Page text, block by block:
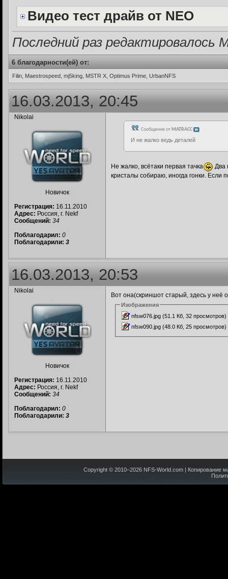
Видео тест драйв от NEO
Последний раз редактировалось
6 благодарности(ей) от:
Filin, Maestrospeed, mj5king, MSTR X, Optimus Prime, UrbanNFS
16.03.2013, 20:45
Nikolai
Новичок
Регистрация: 16.11.2010
Адрес: Россия, г. Nekf
Сообщений: 34
Поблагодарил: 0
Поблагодарили: 3
Сообщение от MATRACC
И не жалко ведь деталей
Не жалко, всётаки первая тачка
Два
кристалы собираю, иногда гонки.
16.03.2013, 20:53
Nikolai
Новичок
Регистрация: 16.11.2010
Адрес: Россия, г. Nekf
Сообщений: 34
Поблагодарил: 0
Поблагодарили: 3
Вот она(скриншот старый, здесь у неё
Изображения
nfsw076.jpg (51.1 Кб, 32 просмотров)
nfsw090.jpg (48.0 Кб, 25 просмотров)
Copyright © 2010–2026 NFS-World.com | Копирование